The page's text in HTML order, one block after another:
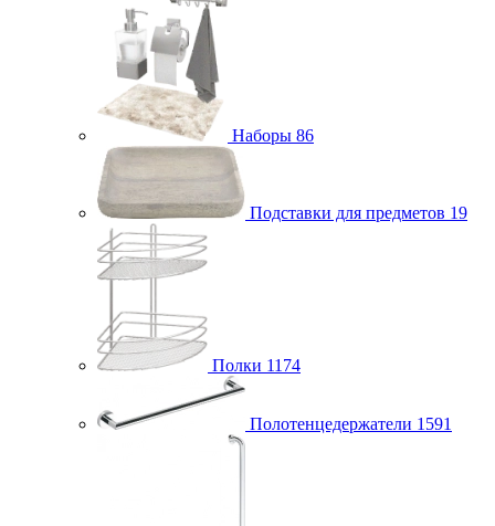
Наборы 86
Подставки для предметов 19
Полки 1174
Полотенцедержатели 1591